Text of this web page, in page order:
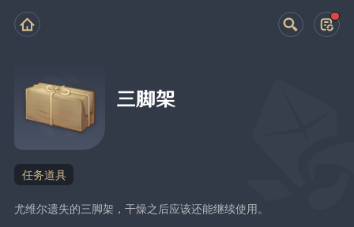
三脚架
任务道具
尤维尔遗失的三脚架，干燥之后应该还能继续使用。